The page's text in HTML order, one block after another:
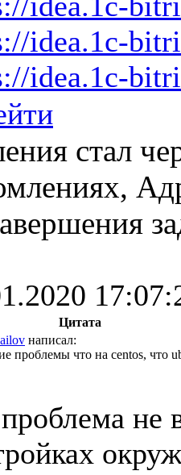
idea.1c-
idea.1c-
стал
Цитата
написал:
проблемы что на centos, что
не